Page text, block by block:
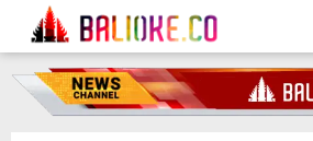
content